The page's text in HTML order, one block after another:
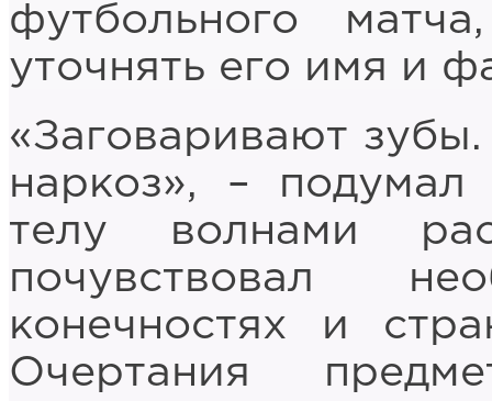
футбольного
уточнять его имя и
«Заговаривают
наркоз», –
телу волнами
почувствовал
конечностях и
Очертания